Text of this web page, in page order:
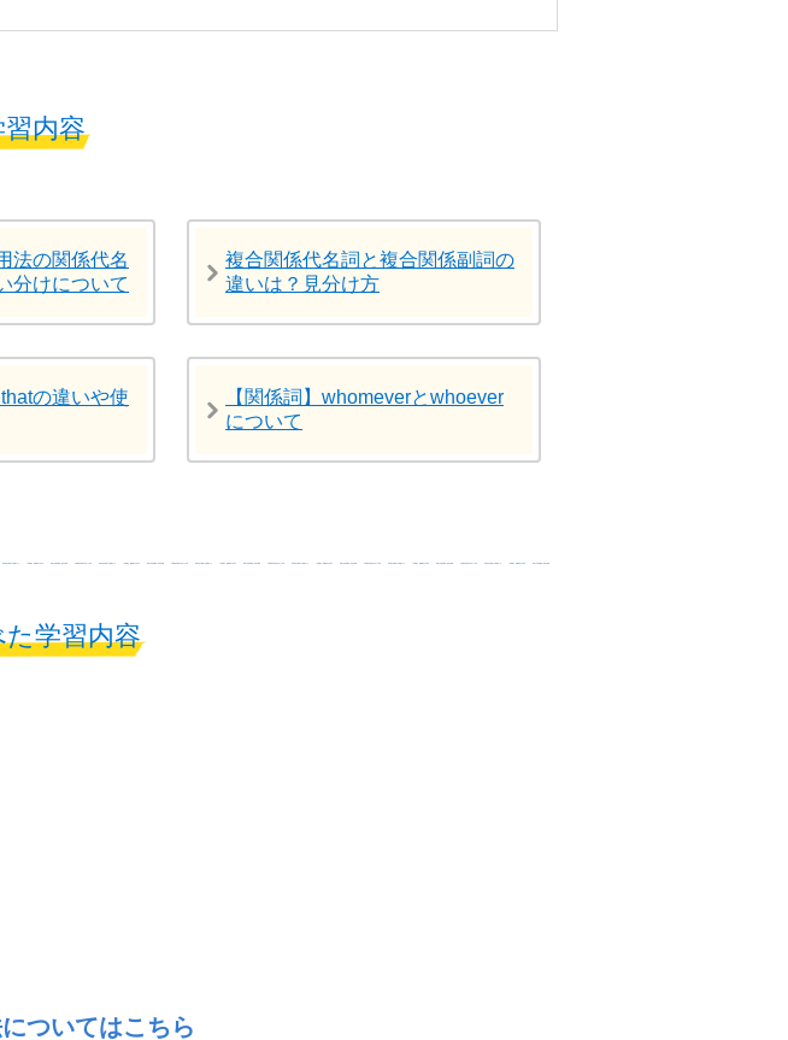
内容
法の関係代名
分けについて
複合関係代名詞と複合関係副詞の
違いは？見分け方
の違いや使
【関係詞】whomeverとwhoever
について
学習内容
ついてはこちら